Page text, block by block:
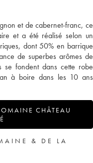
et de cabernet-franc, ce
et a été réalisé selon un
dont 50% en barrique
de superbes arômes de
se fondent dans cette robe
à boire dans les 10 ans
CHÂTEAU
& DE LA